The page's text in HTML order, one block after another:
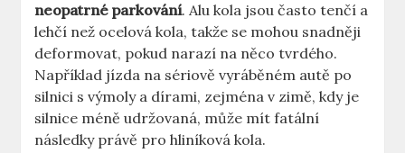
neopatrné parkování. Alu kola jsou často tenčí a
lehčí než ocelová kola, takže se mohou snadněji
deformovat, pokud narazí na něco tvrdého.
Například jízda na sériově vyráběném autě po
silnici s výmoly a dírami, zejména v zimě, kdy je
silnice méně udržovaná, může mít fatální
následky právě pro hliníková kola.